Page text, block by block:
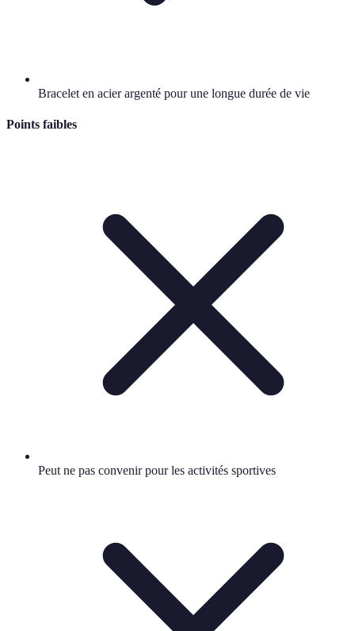
Bracelet en acier argenté pour une longue durée de vie
Points faibles
Peut ne pas convenir pour les activités sportives